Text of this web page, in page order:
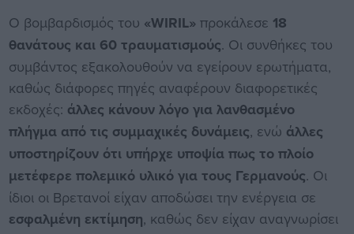
Ο βομβαρδισμός του «WIRIL»προκάλεσε 18
θανάτους και 60 τραυματισμούς. Οι συνθήκες του
συμβάντος εξακολουθούν να εγείρουν ερωτήματα,
καθώς διάφορες πηγές αναφέρουν διαφορετικές
εκδοχές: άλλες κάνουν λόγο για λανθασμένο
πλήγμα από τις συμμαχικές δυνάμεις, ενώ άλλες
υποστηρίζουν ότι υπήρχε υποψία πως το πλοίο
μετέφερε πολεμικό υλικό για τους Γερμανούς. Οι
ίδιοι οι Βρετανοί είχαν αποδώσει την ενέργεια σε
εσφαλμένη εκτίμηση, καθώς δεν είχαν αναγνωρίσει